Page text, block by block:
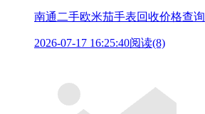
南通二手欧米茄手表回收价格查询
2026-07-17 16:25:40阅读(8)